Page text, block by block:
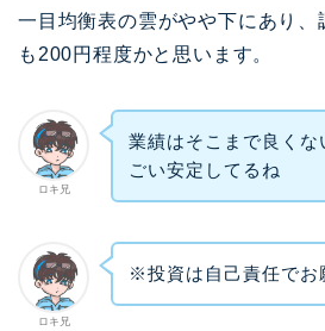
一目均衡表の雲がやや下にあり、
も200円程度かと思います。
ロキ兄
業績はそこまで良くな
ごい安定してるね
ロキ兄
※投資は自己責任でお